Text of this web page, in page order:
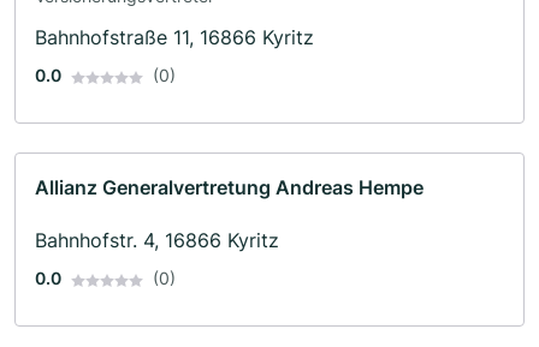
Bahnhofstraße 11, 16866 Kyritz
0.0 (0)
Allianz Generalvertretung Andreas Hempe
Bahnhofstr. 4, 16866 Kyritz
0.0 (0)